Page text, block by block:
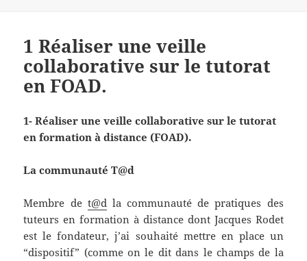
1 Réaliser une veille
collaborative sur le tutorat
en FOAD.
1- Réaliser une veille collaborative sur le tutorat
en formation à distance (FOAD).
La communauté T@d
Membre de t@dla communauté de pratiques des
tuteurs en formation à distance dont Jacques Rodet
est le fondateur, j’ai souhaité mettre en place un
“dispositif” (comme on le dit dans le champs de la